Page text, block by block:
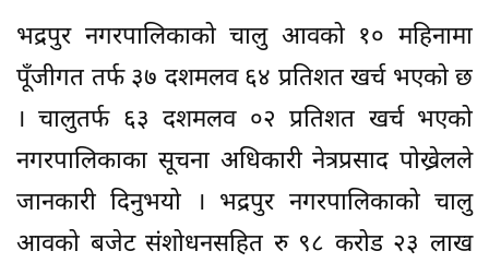
भद्रपुर नगरपालिकाको चालु आवको १० महिनामा
पूँजीगत तर्फ ३७ दशमलव ६४ प्रतिशत खर्च भएको छ
। चालुतर्फ ६३ दशमलव ०२ प्रतिशत खर्च भएको
नगरपालिकाका सूचना अधिकारी नेत्रप्रसाद पोख्रेलले
जानकारी दिनुभयो । भद्रपुर नगरपालिकाको चालु
आवको बजेट संशोधनसहित रु ९८ करोड २३ लाख